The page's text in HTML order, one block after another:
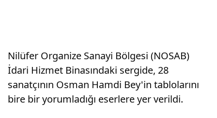
Nilüfer Organize Sanayi Bölgesi (NOSAB)
İdari Hizmet Binasındaki sergide, 28
sanatçının Osman Hamdi Bey'in tablolarını
bire bir yorumladığı eserlere yer verildi.